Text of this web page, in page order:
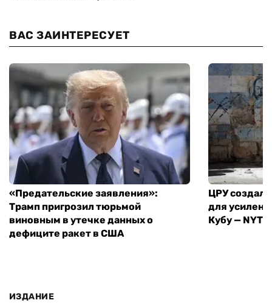
ВАС ЗАИНТЕРЕСУЕТ
«Предательские заявления»:
Трамп пригрозил тюрьмой
виновным в утечке данных о
дефиците ракет в США
ЦРУ
для
Кубу — NYT
ИЗДАНИЕ